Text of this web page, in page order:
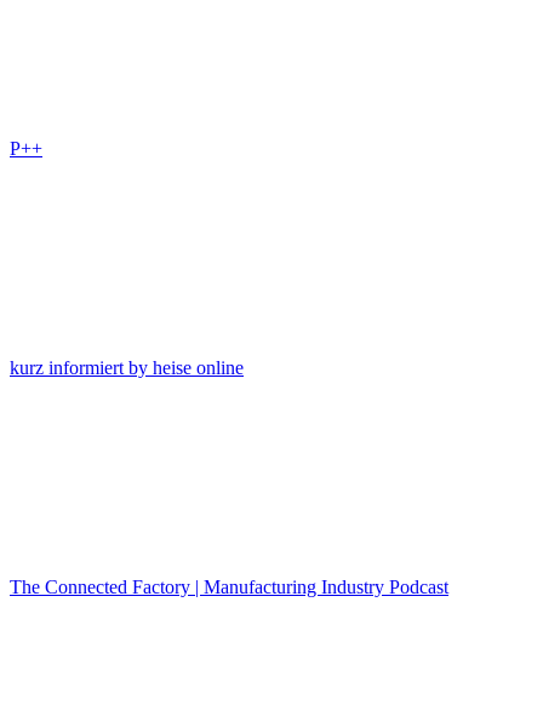
P++
kurz informiert by heise online
The Connected Factory | Manufacturing Industry Podcast